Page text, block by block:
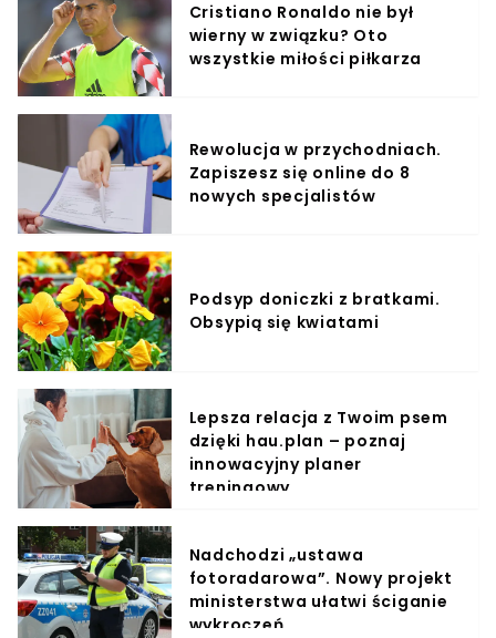
Cristiano Ronaldo nie był
wierny w związku? Oto
wszystkie miłości piłkarza
Rewolucja w przychodniach.
Zapiszesz się online do 8
nowych specjalistów
Podsyp doniczki z bratkami.
Obsypią się kwiatami
Lepsza relacja z Twoim psem
dzięki hau.plan – poznaj
innowacyjny planer
treningowy
Nadchodzi „ustawa
fotoradarowa”. Nowy projekt
ministerstwa ułatwi ściganie
wykroczeń